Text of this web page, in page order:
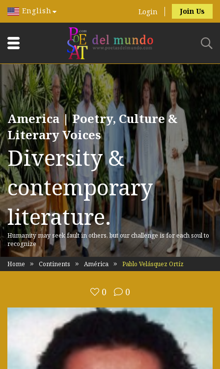
English Login Join Us
America | Poetry, Culture &
Literary Voices
Diversity &
contemporary
literature.
Humanity may seek fault in others, but our challenge is for each soul to
recognize
Home Continents América Pablo Velásquez Ortíz
0 0